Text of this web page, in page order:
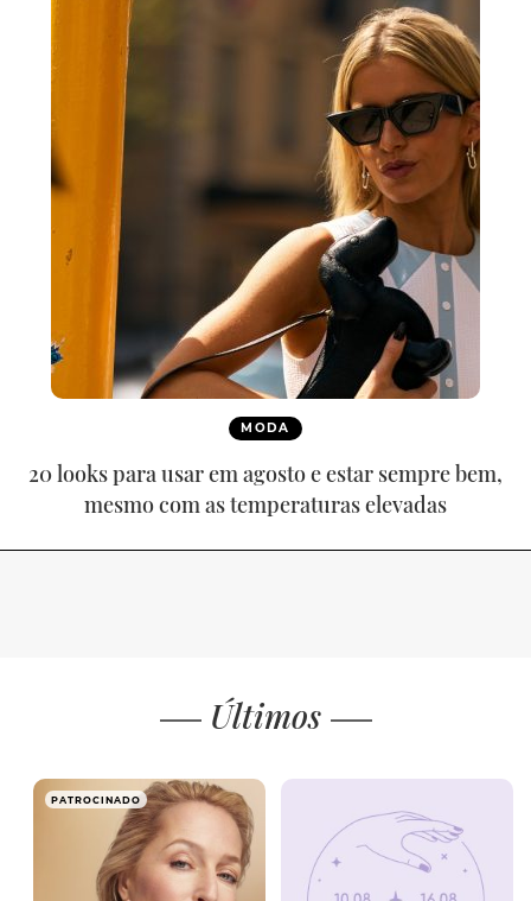
MODA
20 looks para usar em agosto e estar sempre bem,
mesmo com as temperaturas elevadas
Últimos
PATROCINADO